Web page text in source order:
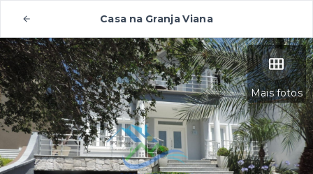
Casa na Granja Viana
Mais fotos